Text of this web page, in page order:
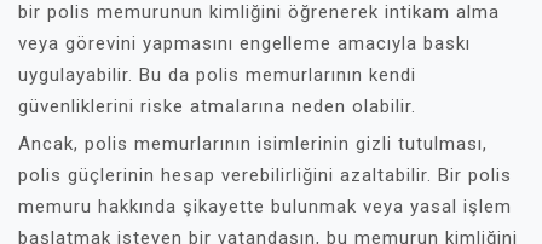
bir polis memurunun kimliğini öğrenerek intikam alma
veya görevini yapmasını engelleme amacıyla baskı
uygulayabilir. Bu da polis memurlarının kendi
güvenliklerini riske atmalarına neden olabilir.
Ancak, polis memurlarının isimlerinin gizli tutulması,
polis güçlerinin hesap verebilirliğini azaltabilir. Bir polis
memuru hakkında şikayette bulunmak veya yasal işlem
başlatmak isteyen bir vatandaşın, bu memurun kimliğini